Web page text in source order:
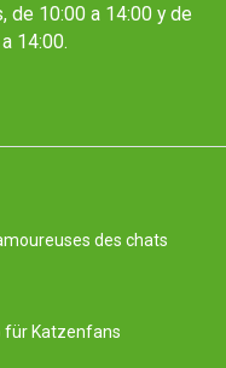
de 10:00 a 14:00 y de
14:00.
des chats
für Katzenfans